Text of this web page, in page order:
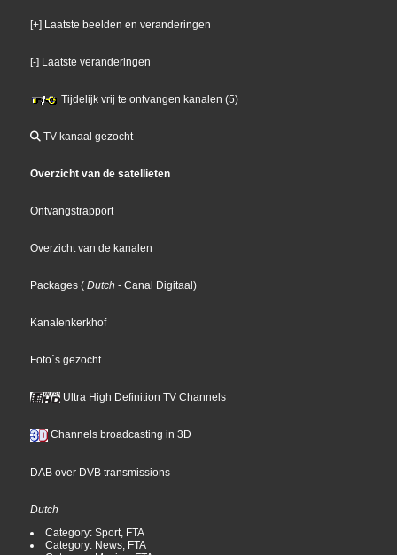
[+] Laatste beelden en veranderingen
[-] Laatste veranderingen
Tijdelijk vrij te ontvangen kanalen (5)
TV kanaal gezocht
Overzicht van de satellieten
Ontvangstrapport
Overzicht van de kanalen
Packages ( Dutch - Canal Digitaal)
Kanalenkerkhof
Foto´s gezocht
Ultra High Definition TV Channels
Channels broadcasting in 3D
DAB over DVB transmissions
Dutch
Category: Sport, FTA
Category: News, FTA